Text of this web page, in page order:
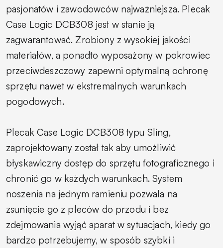
pasjonatów i zawodowców najważniejsza. Plecak
Case Logic DCB308 jest w stanie ją
zagwarantować. Zrobiony z wysokiej jakości
materiałów, a ponadto wyposażony w pokrowiec
przeciwdeszczowy zapewni optymalną ochronę
sprzętu nawet w ekstremalnych warunkach
pogodowych.
Plecak Case Logic DCB308 typu Sling,
zaprojektowany został tak aby umożliwić
błyskawiczny dostęp do sprzętu fotograficznego i
chronić go w każdych warunkach. System
noszenia na jednym ramieniu pozwala na
zsunięcie go z pleców do przodu i bez
zdejmowania wyjąć aparat w sytuacjach, kiedy go
bardzo potrzebujemy, w sposób szybki i